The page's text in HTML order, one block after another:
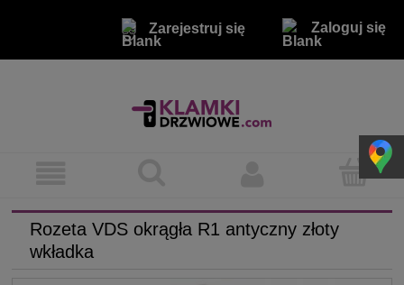
Zarejestruj się Zaloguj się
Rozeta VDS okrągła R1 antyczny złoty
wkładka